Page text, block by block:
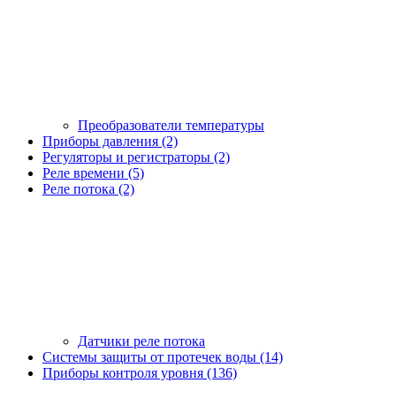
Преобразователи температуры
Приборы давления (2)
Регуляторы и регистраторы (2)
Реле времени (5)
Реле потока (2)
Датчики реле потока
Системы защиты от протечек воды (14)
Приборы контроля уровня (136)